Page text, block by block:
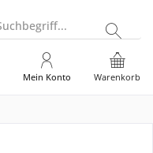
Warenkorb
Mein Konto